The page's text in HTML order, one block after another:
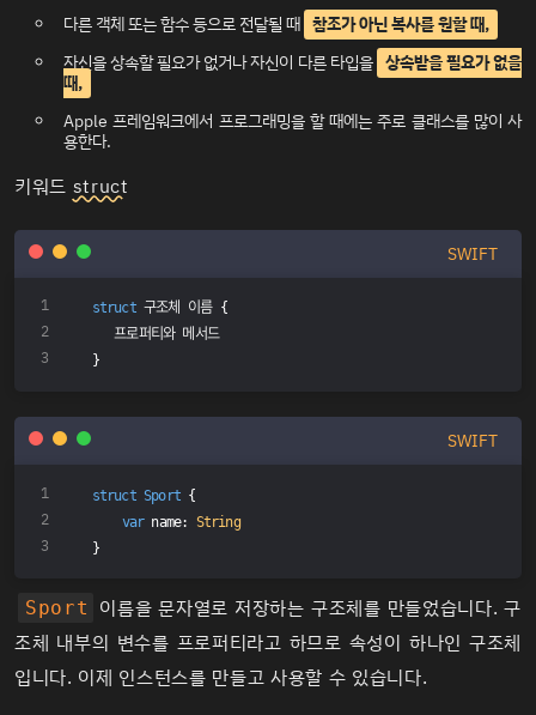
다른 객체 또는 함수 등으로 전달될 때 참조가 아닌 복사를 원할 때,
자신을 상속할 필요가 없거나 자신이 다른 타입을 상속받을 필요가 없을
때,
Apple 프레임워크에서 프로그래밍을 할 때에는 주로 클래스를 많이 사
용한다.
키워드 struct
SWIFT
struct 구조체 이름 {
   프로퍼티와 메서드
}
SWIFT
struct Sport {
var name: String
}
Sport
이름을 문자열로 저장하는 구조체를 만들었습니다. 구
조체 내부의 변수를 프로퍼티라고 하므로 속성이 하나인 구조체
입니다. 이제 인스턴스를 만들고 사용할 수 있습니다.